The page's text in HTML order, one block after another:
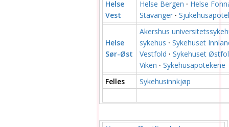
Helse
Vest
Helse Bergen · Helse
Stavanger ·
Helse
Sør-Øst
Akershus
sykehus · Sykehuset
Vestfold · Sykehuset
Viken · Sykehusapotekene
Felles
Sykehusinnkjøp